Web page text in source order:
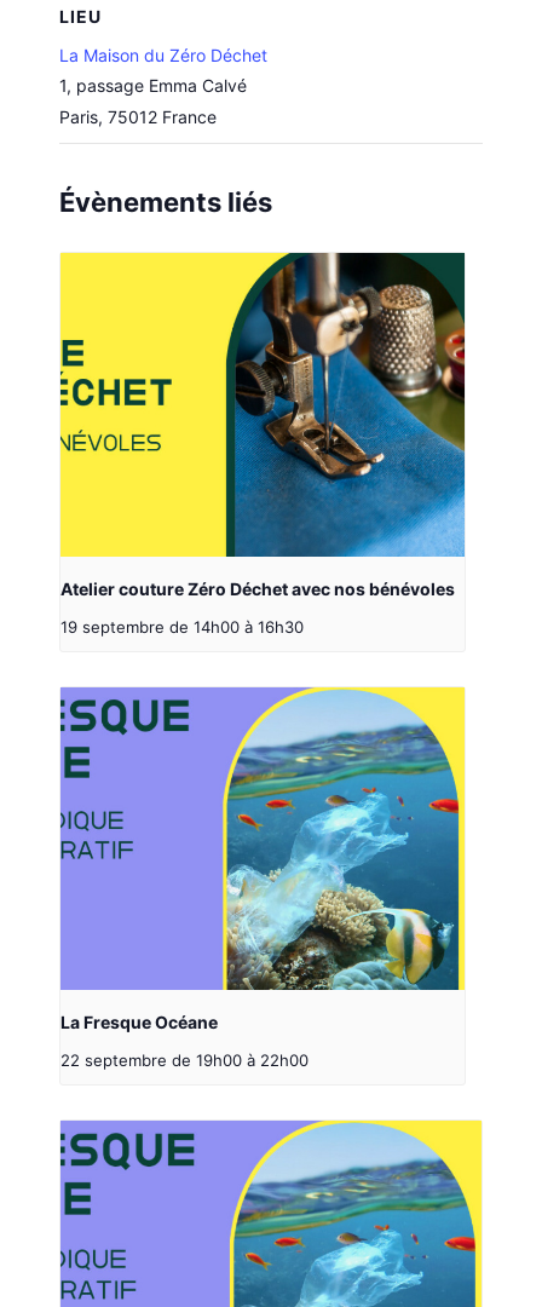
LIEU
La Maison du Zéro Déchet
1, passage Emma Calvé
Paris, 75012 France
Évènements liés
Atelier couture Zéro Déchet avec nos bénévoles
19 septembre de 14h00 à 16h30
La Fresque Océane
22 septembre de 19h00 à 22h00